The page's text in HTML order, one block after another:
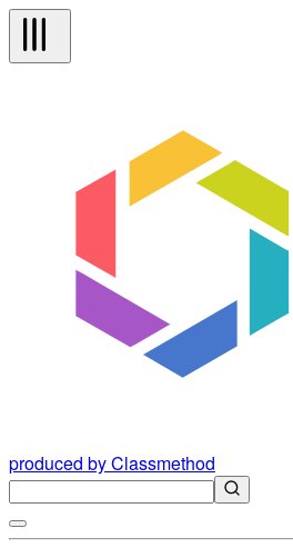
produced by Classmethod